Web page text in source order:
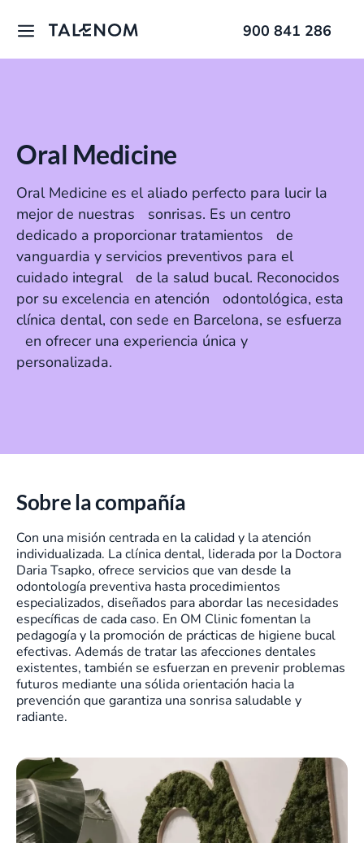
900 841 286
Oral Medicine
Oral Medicine es el aliado perfecto para lucir la
mejor de nuestras sonrisas. Es un centro
dedicado a proporcionar tratamientos de
vanguardia y servicios preventivos para el
cuidado integral de la salud bucal. Reconocidos
por su excelencia en atención odontológica, esta
clínica dental, con sede en Barcelona, se esfuerza
en ofrecer una experiencia única y
personalizada.
Sobre la compañía
Con una misión centrada en la calidad y la atención
individualizada. La clínica dental, liderada por la Doctora
Daria Tsapko, ofrece servicios que van desde la
odontología preventiva hasta procedimientos
especializados, diseñados para abordar las necesidades
específicas de cada caso. En OM Clinic fomentan la
pedagogía y la promoción de prácticas de higiene bucal
efectivas. Además de tratar las afecciones dentales
existentes, también se esfuerzan en prevenir problemas
futuros mediante una sólida orientación hacia la
prevención que garantiza una sonrisa saludable y
radiante.